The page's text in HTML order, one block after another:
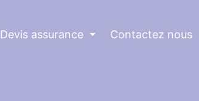
Devis assurance ⏷ Contactez nous